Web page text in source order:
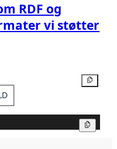
RDF og
vi støtter